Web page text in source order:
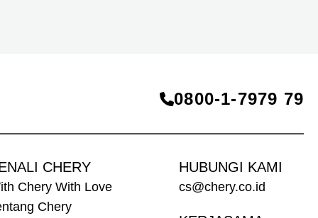
0800‑1‑7979 79
CHERY
Chery With Love
Chery
HUBUNGI KAMI
cs@chery.co.id